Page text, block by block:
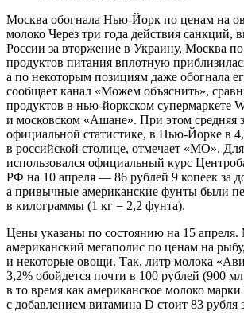
Москва обогнала Нью-Йорк по ценам на
молоко Через три года действия санкций,
России за вторжение в Украину, Москва
продуктов питания вплотную
а по некоторым позициям даже обогнала
сообщает канал «Можем объяснить»,
продуктов в нью-йоркском супермаркете
и московском «Ашане». При этом средняя
официальной статистике, в Нью-Йорке в
в российской столице, отмечает «МО».
использовался официальный курс
РФ на 10 апреля — 86 рублей 9 копеек за
а привычные американские фунты были
в килограммы (1 кг = 2,2 фунта).
Цены указаны по состоянию на 15 апреля.
американский мегаполис по ценам на
и некоторые овощи. Так, литр молока
3,2% обойдется почти в 100 рублей (900
в то время как американское молоко марки
с добавлением витамина D стоит 83 рубля